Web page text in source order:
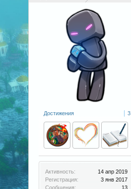
Достижения 3
Активность:
14 апр 2019
Регистрация:
3 янв 2017
Сообщения:
13